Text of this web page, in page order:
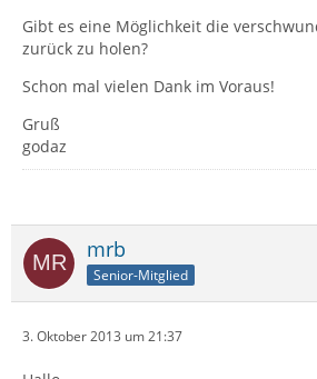
Gibt es eine Möglichkeit die
zurück zu holen?
Schon mal vielen Dank im Voraus!
Gruß
godaz
mrb
Senior-Mitglied
3. Oktober 2013 um 21:37